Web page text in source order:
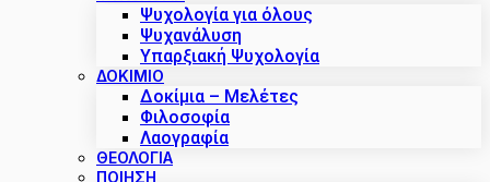
Ψυχολογία για όλους
Ψυχανάλυση
Υπαρξιακή Ψυχολογία
ΔΟΚΊΜΙΟ
Δοκίμια – Μελέτες
Φιλοσοφία
Λαογραφία
ΘΕΟΛΟΓΙΑ
ΠΟΙΗΣΗ